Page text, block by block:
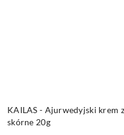
KAILAS - Ajurwedyjski krem
skórne 20g